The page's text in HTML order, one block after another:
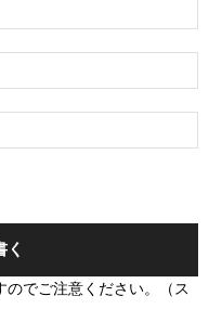
*
*
でご注意ください。（ス